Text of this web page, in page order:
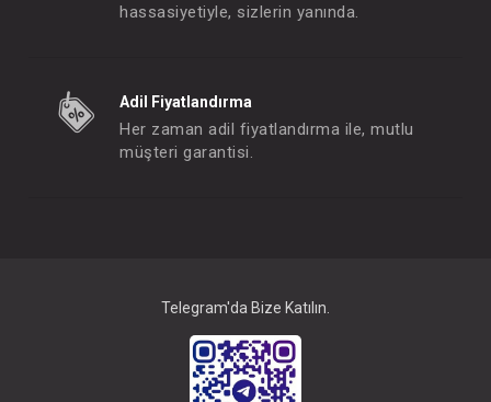
Emzik Happy Paci Tek Pç Silikon 0-6 Ay Mavi
hassasiyetiyle, sizlerin yanında.
Adil Fiyatlandırma
Her zaman adil fiyatlandırma ile, mutlu
müşteri garantisi.
Telegram'da Bize Katılın.